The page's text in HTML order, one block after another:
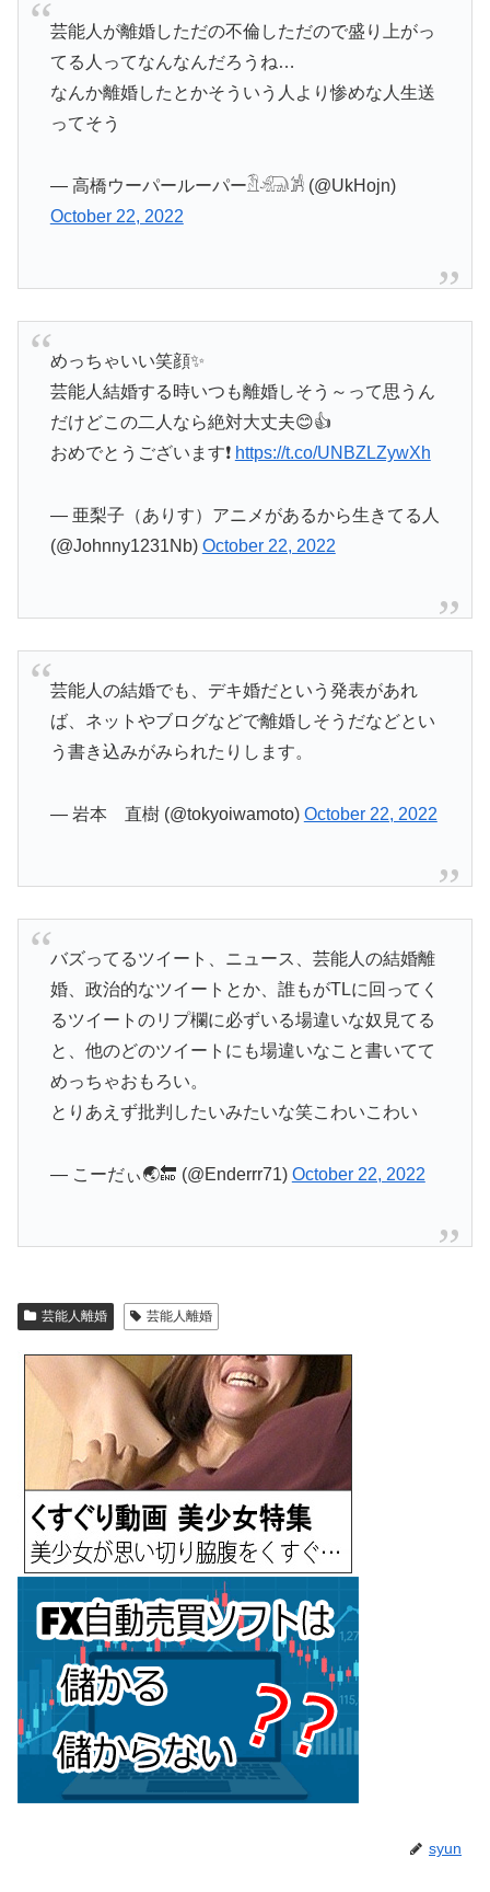
芸能人が離婚しただの不倫しただので盛り上がっ
てる人ってなんなんだろうね…
なんか離婚したとかそういう人より惨めな人生送
ってそう
— 高橋ウーパールーパー𓁟𓃰𓀼 (@UkHojn)
October 22, 2022
めっちゃいい笑顔✨
芸能人結婚する時いつも離婚しそう～って思うん
だけどこの二人なら絶対大丈夫😊👍️
おめでとうございます❗ https://t.co/UNBZLZywXh
— 亜梨子（ありす）アニメがあるから生きてる人
(@Johnny1231Nb) October 22, 2022
芸能人の結婚でも、デキ婚だという発表があれ
ば、ネットやブログなどで離婚しそうだなどとい
う書き込みがみられたりします。
— 岩本 直樹 (@tokyoiwamoto) October 22, 2022
バズってるツイート、ニュース、芸能人の結婚離
婚、政治的なツイートとか、誰もがTLに回ってく
るツイートのリプ欄に必ずいる場違いな奴見てる
と、他のどのツイートにも場違いなこと書いてて
めっちゃおもろい。
とりあえず批判したいみたいな笑こわいこわい
— こーだぃ🌏🔚 (@Enderrr71) October 22, 2022
芸能人離婚 芸能人離婚
syun